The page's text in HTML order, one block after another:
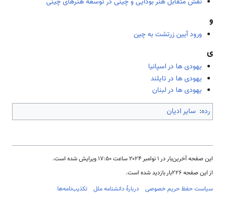
و
ورود آیین زرتشت به چین
ی
یهودی ها در اسپانیا
یهودی ها در تایلند
یهودی ها در لبنان
رده: سایر ادیان
این صفحه آخرین‌بار در ‏۱ نوامبر ۲۰۲۴ ساعت ‏۱۷:۵۰ ویرایش شده است.
از این صفحه ۲۲۶بار بازدید شده است.
سیاست حفظ حریم خصوصی
دربارهٔ دانشنامه ملل تکذیب‌نامه‌ها